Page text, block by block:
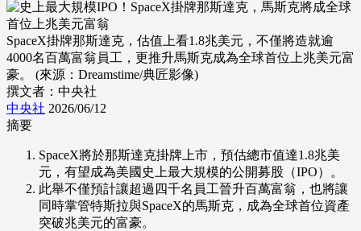
SpaceX掛牌那斯達克，估值上看1.8兆美元，不僅將造就逾
4000名百萬富翁員工，更推升馬斯克成為全球首位上兆美元富
豪。 (來源：Dreamstime/典匠影像)
撰文者：中央社
中央社 2026/06/12
摘要
SpaceX將於那斯達克掛牌上市，預估總市值達1.8兆美
元，有望成為美國史上最大規模的公開募股（IPO）。
此舉不僅預計讓超過四千名員工晉升百萬富翁，也將讓
同時掌管特斯拉與SpaceX的馬斯克，成為全球首位資產
突破兆美元的富豪。